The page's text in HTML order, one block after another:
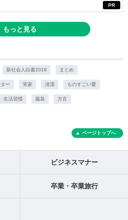
PR
もっと見る
新社会人白書2018 まとめ
ー 実家 清潔 ものすごい愛
生活習慣 服装 方言
ページトップへ
ビジネスマナー
卒業・卒業旅行